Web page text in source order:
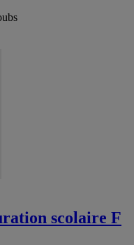
scolaire F